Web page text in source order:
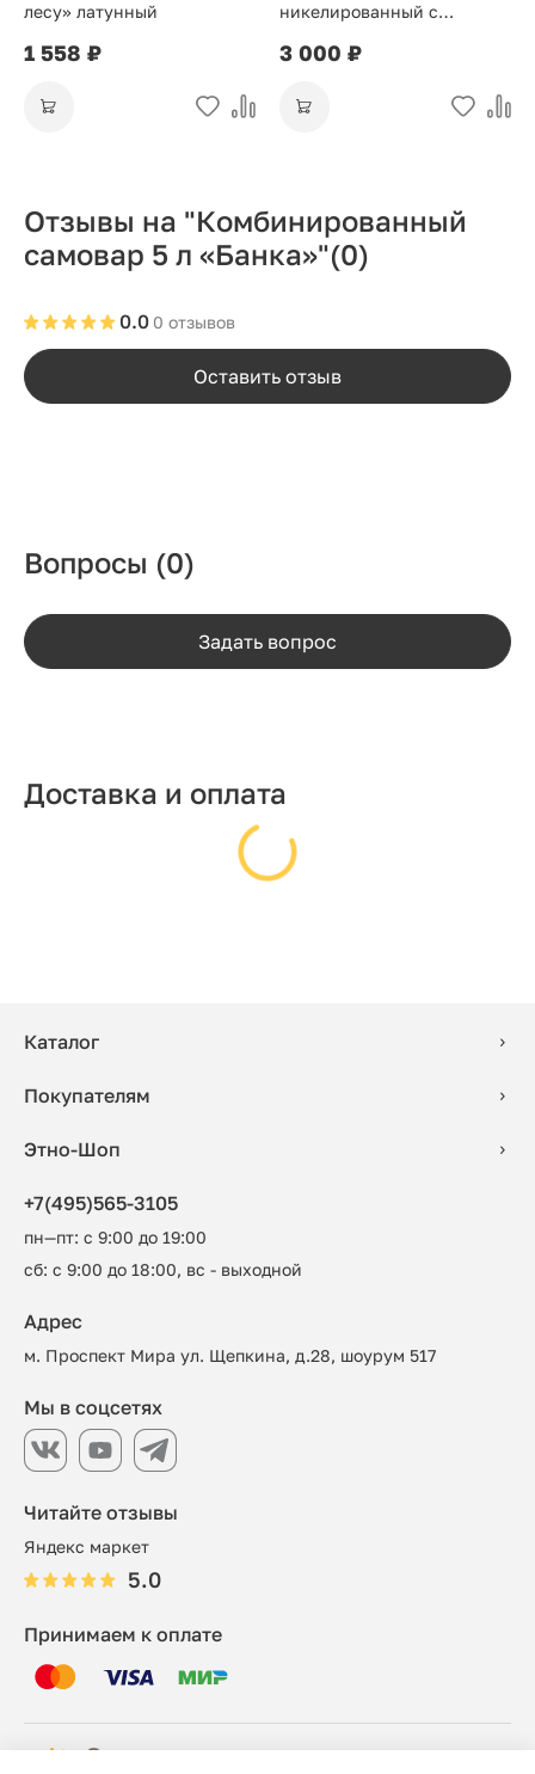
лесу» латунный
1 558 ₽
никелированный с
3 000 ₽
Отзывы на "Комбинированный
самовар 5 л «Банка»"(0)
0 отзывов
0.0
Оставить отзыв
Вопросы (0)
Задать вопрос
Доставка и оплата
Каталог
Покупателям
Этно-Шоп
+7(495)565-3105
пн—пт: с 9:00 до 19:00
сб: с 9:00 до 18:00, вс - выходной
Читайте отзывы
Яндекс маркет
5.0
Адрес
м. Проспект Мира ул. Щепкина, д.28, шоурум 517
Принимаем к оплате
Мы в соцсетях